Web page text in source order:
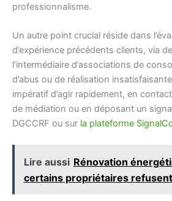
professionnalisme.
Un autre point crucial réside dans
d’expérience précédents clients, via
l’intermédiaire d’associations de
d’abus ou de réalisation
impératif d’agir rapidement, en
de médiation ou en déposant un
DGCCRF ou sur la plateforme
Lire aussi Rénovation
certains propriétaires